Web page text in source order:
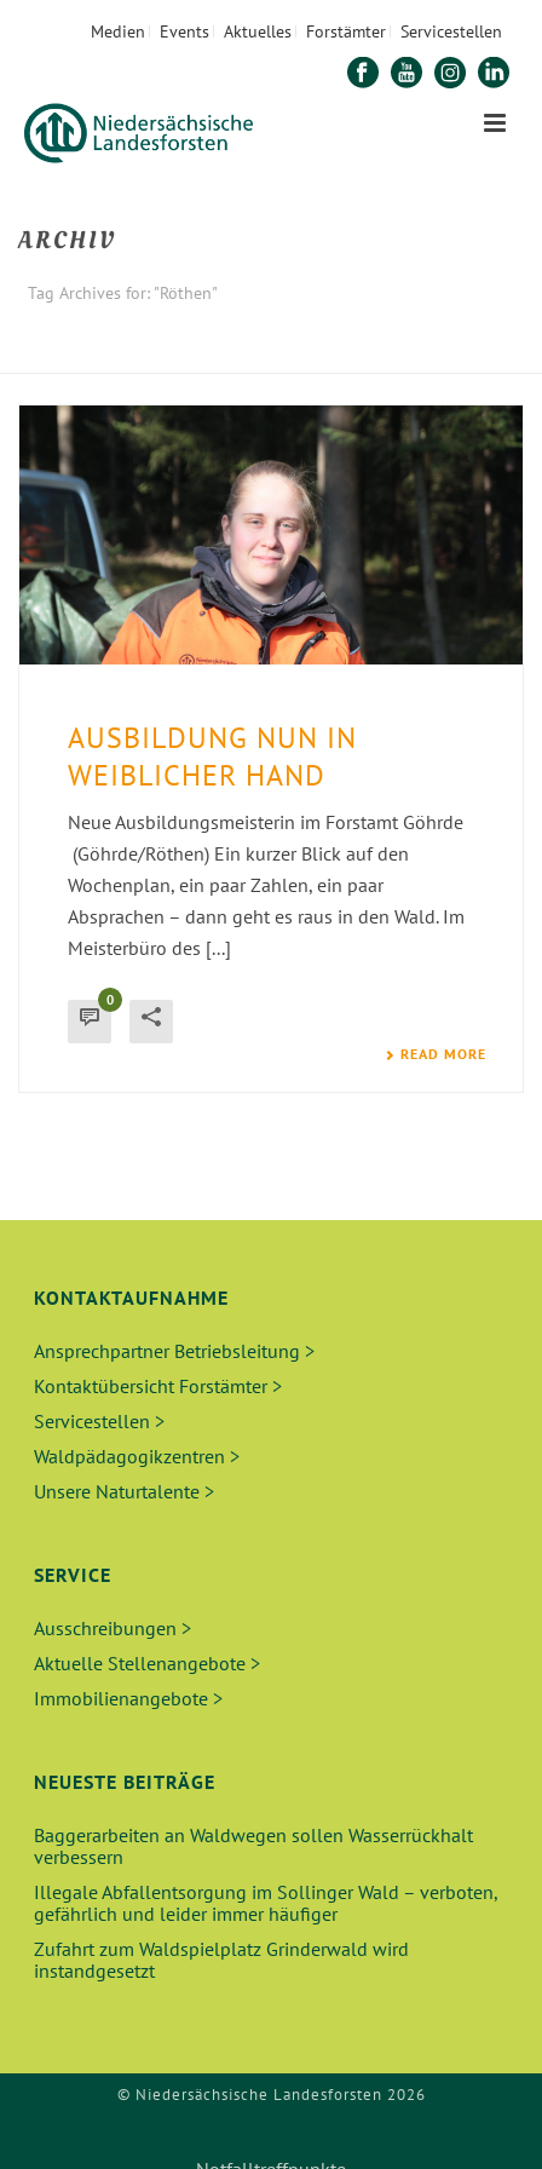
Medien Events Aktuelles Forstämter Servicestellen
ARCHIV
Tag Archives for: "Röthen"
AUSBILDUNG NUN IN
WEIBLICHER HAND
Neue Ausbildungsmeisterin im Forstamt Göhrde
(Göhrde/Röthen) Ein kurzer Blick auf den
Wochenplan, ein paar Zahlen, ein paar
Absprachen – dann geht es raus in den Wald. Im
Meisterbüro des [...]
0
READ MORE
KONTAKTAUFNAHME
Ansprechpartner Betriebsleitung >
Kontaktübersicht Forstämter >
Servicestellen >
Waldpädagogikzentren >
Unsere Naturtalente >
SERVICE
Ausschreibungen >
Aktuelle Stellenangebote >
Immobilienangebote >
NEUESTE BEITRÄGE
Baggerarbeiten an Waldwegen sollen Wasserrückhalt
verbessern
Illegale Abfallentsorgung im Sollinger Wald – verboten,
gefährlich und leider immer häufiger
Zufahrt zum Waldspielplatz Grinderwald wird
instandgesetzt
© Niedersächsische Landesforsten 2026